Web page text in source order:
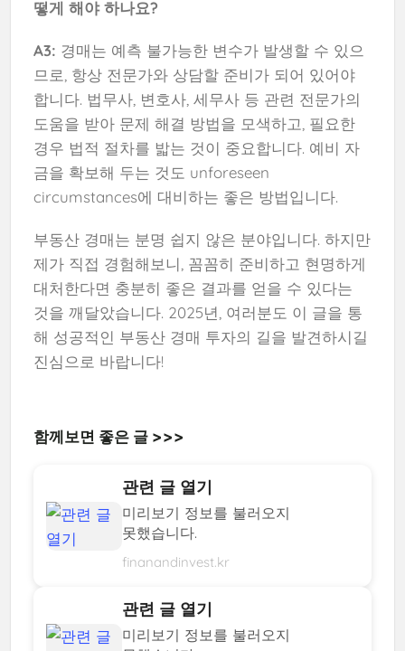
떻게 해야 하나요?
A3: 경매는 예측 불가능한 변수가 발생할 수 있으
므로, 항상 전문가와 상담할 준비가 되어 있어야
합니다. 법무사, 변호사, 세무사 등 관련 전문가의
도움을 받아 문제 해결 방법을 모색하고, 필요한
경우 법적 절차를 밟는 것이 중요합니다. 예비 자
금을 확보해 두는 것도 unforeseen
circumstances에 대비하는 좋은 방법입니다.
부동산 경매는 분명 쉽지 않은 분야입니다. 하지만
제가 직접 경험해보니, 꼼꼼히 준비하고 현명하게
대처한다면 충분히 좋은 결과를 얻을 수 있다는
것을 깨달았습니다. 2025년, 여러분도 이 글을 통
해 성공적인 부동산 경매 투자의 길을 발견하시길
진심으로 바랍니다!
함께보면 좋은 글 >>>
관련 글 열기
미리보기 정보를 불러오지
못했습니다.
finanandinvest.kr
관련 글 열기
미리보기 정보를 불러오지